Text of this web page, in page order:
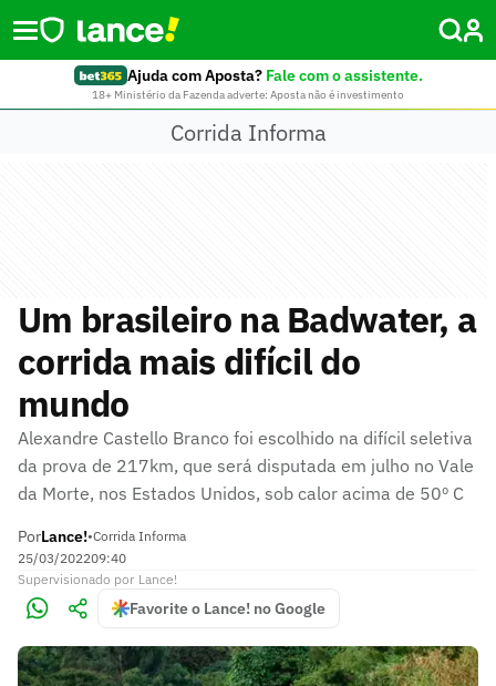
Ajuda com Aposta? Fale com o assistente.
18+ Ministério da Fazenda adverte: Aposta não é investimento
Corrida Informa
Um brasileiro na Badwater, a
corrida mais difícil do
mundo
Alexandre Castello Branco foi escolhido na difícil seletiva
da prova de 217km, que será disputada em julho no Vale
da Morte, nos Estados Unidos, sob calor acima de 50º C
PorLance!•Corrida Informa
25/03/202209:40
Supervisionado por Lance!
Favorite o Lance! no Google